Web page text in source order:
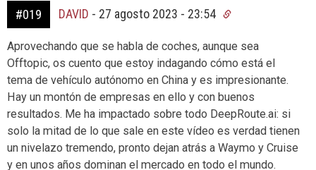
#019 DAVID - 27 agosto 2023 - 23:54
Aprovechando que se habla de coches, aunque sea
Offtopic, os cuento que estoy indagando cómo está el
tema de vehículo autónomo en China y es impresionante.
Hay un montón de empresas en ello y con buenos
resultados. Me ha impactado sobre todo DeepRoute.ai: si
solo la mitad de lo que sale en este vídeo es verdad tienen
un nivelazo tremendo, pronto dejan atrás a Waymo y Cruise
y en unos años dominan el mercado en todo el mundo.